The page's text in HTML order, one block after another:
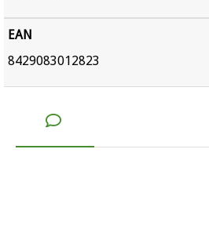
EAN
8429083012823